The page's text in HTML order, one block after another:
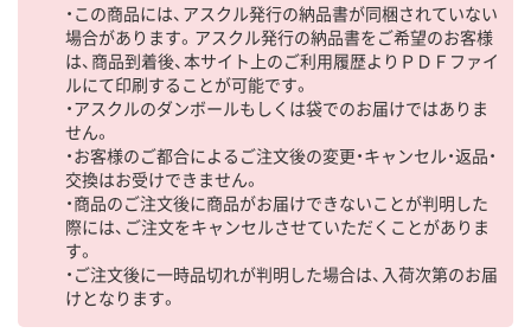
・この商品には、アスクル発行の納品書が同梱されていない
場合があります。アスクル発行の納品書をご希望のお客様
は、商品到着後、本サイト上のご利用履歴よりＰＤＦファイ
ルにて印刷することが可能です。
・アスクルのダンボールもしくは袋でのお届けではありま
せん。
・お客様のご都合によるご注文後の変更・キャンセル・返品・
交換はお受けできません。
・商品のご注文後に商品がお届けできないことが判明した
際には、ご注文をキャンセルさせていただくことがありま
す。
・ご注文後に一時品切れが判明した場合は、入荷次第のお届
けとなります。